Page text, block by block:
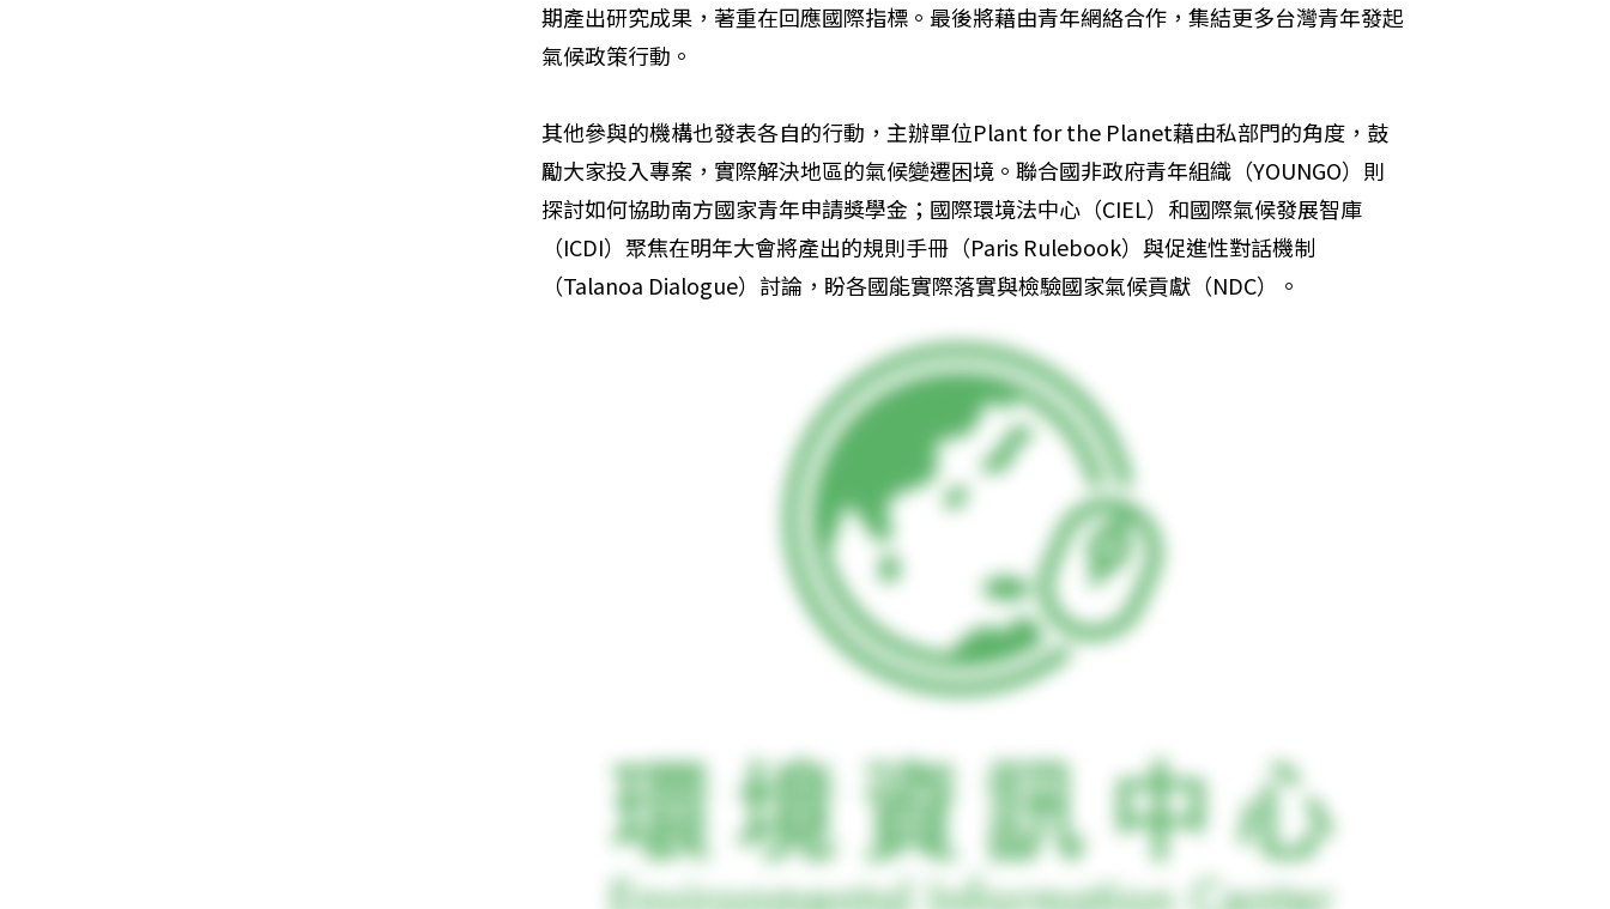
期產出研究成果，著重在回應國際指標。最後將藉由青年網絡合作，集結更多台灣青年發起
氣候政策行動。
其他參與的機構也發表各自的行動，主辦單位Plant for the Planet藉由私部門的角度，鼓
勵大家投入專案，實際解決地區的氣候變遷困境。聯合國非政府青年組織（YOUNGO）則
探討如何協助南方國家青年申請獎學金；國際環境法中心（CIEL）和國際氣候發展智庫
（ICDI）聚焦在明年大會將產出的規則手冊（Paris Rulebook）與促進性對話機制
（Talanoa Dialogue）討論，盼各國能實際落實與檢驗國家氣候貢獻（NDC）。